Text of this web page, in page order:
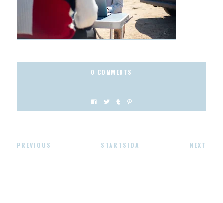
0 COMMENTS
PREVIOUS STARTSIDA NEXT